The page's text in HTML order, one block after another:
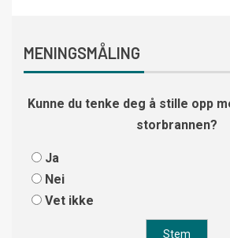
MENINGSMÅLING
Kunne du tenke deg å stille opp
storbrannen?
Ja
Nei
Vet ikke